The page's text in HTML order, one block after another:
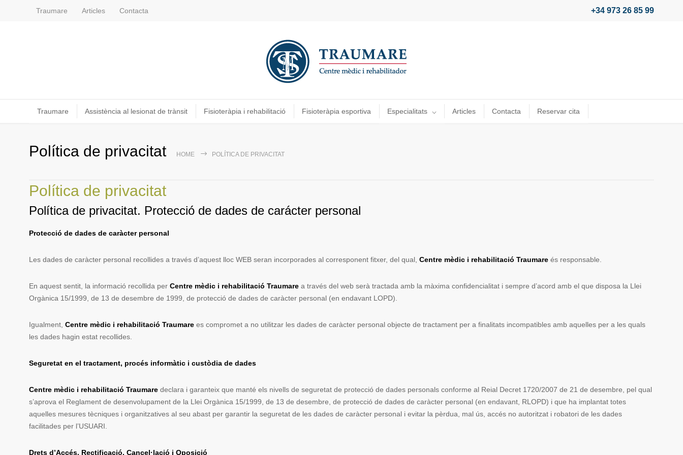
Traumare Articles Contacta +34 973 26 85 99
Traumare Assistència al lesionat de trànsit Fisioteràpia i rehabilitació Fisioteràpia esportiva Especialitats Articles Contacta Reservar cita
Política de privacitat HOME POLÍTICA DE PRIVACITAT
Política de privacitat
Política de privacitat. Protecció de dades de carácter personal
Protecció de dades de caràcter personal
Les dades de caràcter personal recollides a través d’aquest lloc WEB seran incorporades al corresponent fitxer, del qual, Centre mèdic i rehabilitació Traumare és responsable.
En aquest sentit, la informació recollida per Centre mèdic i rehabilitació Traumare a través del web serà tractada amb la màxima confidencialitat i sempre d’acord amb el que disposa la Llei
Orgànica 15/1999, de 13 de desembre de 1999, de protecció de dades de caràcter personal (en endavant LOPD).
Igualment, Centre mèdic i rehabilitació Traumare es compromet a no utilitzar les dades de caràcter personal objecte de tractament per a finalitats incompatibles amb aquelles per a les quals
les dades hagin estat recollides.
Seguretat en el tractament, procés informàtic i custòdia de dades
Centre mèdic i rehabilitació Traumare declara i garanteix que manté els nivells de seguretat de protecció de dades personals conforme al Reial Decret 1720/2007 de 21 de desembre, pel qual
s’aprova el Reglament de desenvolupament de la Llei Orgànica 15/1999, de 13 de desembre, de protecció de dades de caràcter personal (en endavant, RLOPD) i que ha implantat totes
aquelles mesures tècniques i organitzatives al seu abast per garantir la seguretat de les dades de caràcter personal i evitar la pèrdua, mal ús, accés no autoritzat i robatori de les dades
facilitades per l’USUARI.
Drets d’Accés, Rectificació, Cancel·lació i Oposició